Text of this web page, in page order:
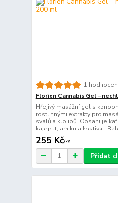
1
Florien Cannabis Gel –
Hřejivý masážní gel s
rostlinnými extrakty pro
svalů a kloubů. Obsahuje
kajeput, arniku a kostival.
255 Kč/ks
Přidat